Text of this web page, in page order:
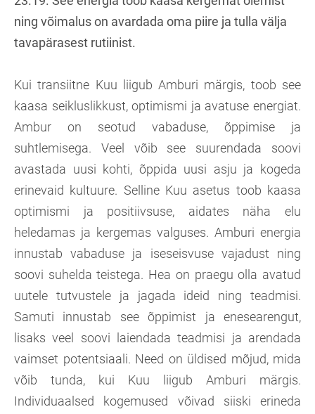
ning võimalus on avardada oma piire ja tulla välja
tavapärasest rutiinist.
Kui transiitne Kuu liigub Amburi märgis, toob see
kaasa seikluslikkust, optimismi ja avatuse energiat.
Ambur on seotud vabaduse, õppimise ja
suhtlemisega. Veel võib see suurendada soovi
avastada uusi kohti, õppida uusi asju ja kogeda
erinevaid kultuure. Selline Kuu asetus toob kaasa
optimismi ja positiivsuse, aidates näha elu
heledamas ja kergemas valguses. Amburi energia
innustab vabaduse ja iseseisvuse vajadust ning
soovi suhelda teistega. Hea on praegu olla avatud
uutele tutvustele ja jagada ideid ning teadmisi.
Samuti innustab see õppimist ja enesearengut,
lisaks veel soovi laiendada teadmisi ja arendada
vaimset potentsiaali. Need on üldised mõjud, mida
võib tunda, kui Kuu liigub Amburi märgis.
Individuaalsed kogemused võivad siiski erineda